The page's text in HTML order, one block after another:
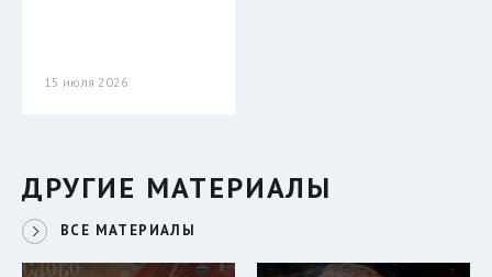
15 июля 2026
ДРУГИЕ МАТЕРИАЛЫ
ВСЕ МАТЕРИАЛЫ